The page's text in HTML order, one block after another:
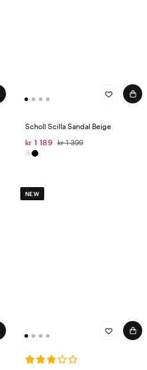
Scholl Scilla Sandal Beige
kr 1 189
kr 1 399
NEW